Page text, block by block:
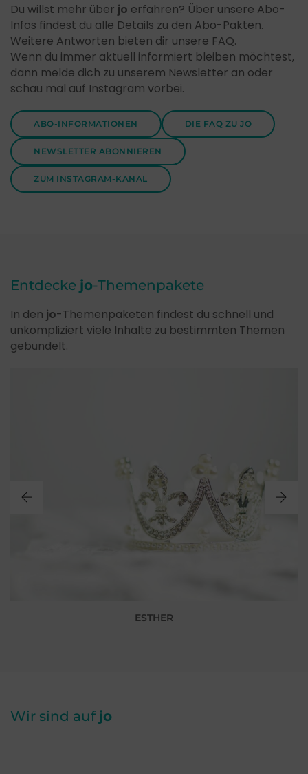
Du willst mehr über jo erfahren? Über unsere Abo-
Infos findest du alle Details zu den Abo-Pakten.
Weitere Antworten bieten dir unsere FAQ.
Wenn du immer aktuell informiert bleiben möchtest,
dann melde dich zu unserem Newsletter an oder
schau mal auf Instagram vorbei.
ABO-INFORMATIONEN DIE FAQ ZU JO
NEWSLETTER ABONNIEREN
ZUM INSTAGRAM-KANAL
Entdecke jo-Themenpakete
In den jo-Themenpaketen findest du schnell und
unkompliziert viele Inhalte zu bestimmten Themen
gebündelt.
ESTHER
Wir sind auf jo